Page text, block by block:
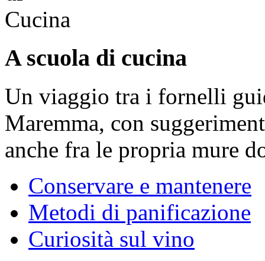
A scuola di cucina
Un viaggio tra i fornelli
Maremma, con
anche fra le propria mure
Conservare e mantenere
Metodi di panificazione
Curiosità sul vino